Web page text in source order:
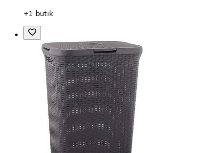
+1 butik